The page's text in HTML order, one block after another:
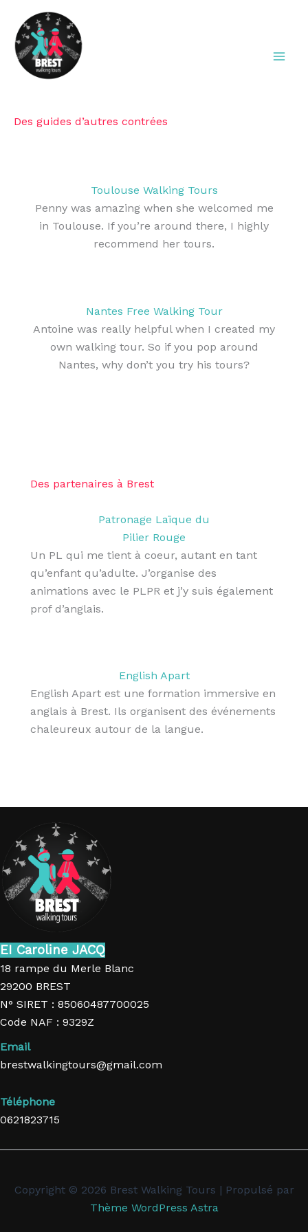
contenu
Des guides d’autres contrées
Toulouse Walking Tours
Penny was amazing when she welcomed me
in Toulouse. If you’re around there, I highly
recommend her tours.
Nantes Free Walking Tour
Antoine was really helpful when I created my
own walking tour. So if you pop around
Nantes, why don’t you try his tours?
Des partenaires à Brest
Patronage Laïque du
Pilier Rouge
Un PL qui me tient à coeur, autant en tant
qu’enfant qu’adulte. J’organise des
animations avec le PLPR et j’y suis également
prof d’anglais.
English Apart
English Apart est une formation immersive en
anglais à Brest. Ils organisent des événements
chaleureux autour de la langue.
EI Caroline JACQ
18 rampe du Merle Blanc
29200 BREST
N° SIRET : 85060487700025
Code NAF : 9329Z
Email
brestwalkingtours@gmail.com
Téléphone
0621823715
Copyright © 2026 Brest Walking Tours | Propulsé par
Thème WordPress Astra